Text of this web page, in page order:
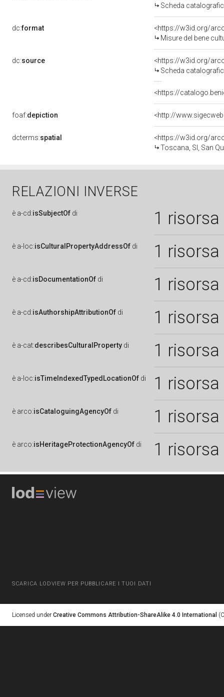
Scheda
dc:format
<https://w3id.org/
Misure del bene
dc:source
<https://w3id.org/
Scheda
<https://
foaf:depiction <http://
dcterms:spatial
<https://w3id.org/
Toscana, SI, San
RELAZIONI INVERSE
è a-cd:isSubjectOf di 1 risorsa
è a-loc:isCulturalPropertyAddressOf di 1 risorsa
è a-cd:isDocumentationOf di 1 risorsa
è a-cd:isAuthorshipAttributionOf di 1 risorsa
è a-cat:describesCulturalProperty di 1 risorsa
è a-loc:isTimeIndexedTypedLocationOf di 1 risorsa
è arco:isCataloguingAgencyOf di 1 risorsa
è arco:isHeritageProtectionAgencyOf di 1 risorsa
SCARICA LODVIEW PER PUBBLICARE I TUOI DATI
Licensed under Creative Commons Attribution-ShareAlike 4.0 International